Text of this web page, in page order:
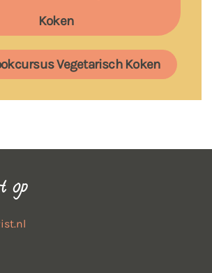
Koken
Vegetarisch Koken
op